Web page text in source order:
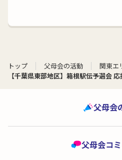
トップ 父母会の活動 関東エ
【千葉県東部地区】箱根駅伝予選会
父母会
父母会コ